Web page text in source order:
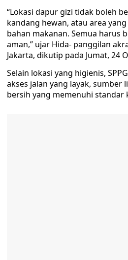
“Lokasi dapur gizi tidak boleh
kandang hewan, atau area
bahan makanan. Semua harus
aman,” ujar Hida- panggilan
Jakarta, dikutip pada Jumat, 24
Selain lokasi yang higienis,
akses jalan yang layak, sumber
bersih yang memenuhi standar